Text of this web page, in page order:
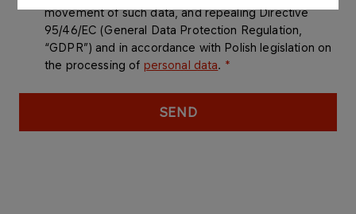
movement of such data, and repealing Directive
95/46/EC (General Data Protection Regulation,
“GDPR”) and in accordance with Polish legislation on
the processing of personal data.
SEND